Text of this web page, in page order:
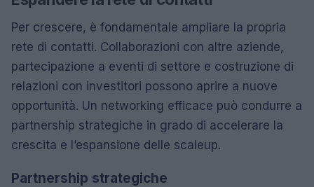
Per crescere, è fondamentale ampliare la propria
rete di contatti. Collaborazioni con altre aziende,
partecipazione a eventi di settore e costruzione di
relazioni con investitori possono aprire a nuove
opportunità. Un networking efficace può condurre a
partnership strategiche in grado di accelerare la
crescita e l’espansione delle scaleup.
Partnership strategiche